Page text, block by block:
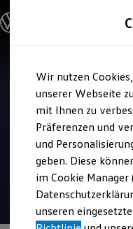
Hauptinhalt
springen
Footer
springen
Modelle &
Modelle
Oldtimer
Bulli
Branchenlösungen &
Auf- und
Groß- und
Verkauf und Service
Auto-
KG
4.6|
Wir nutzen
unserer Webseite
mit Ihnen zu
Präferenzen und
und
geben. Diese
im Cookie
unseren